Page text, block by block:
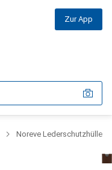
Zur App
Noreve Lederschutzhülle